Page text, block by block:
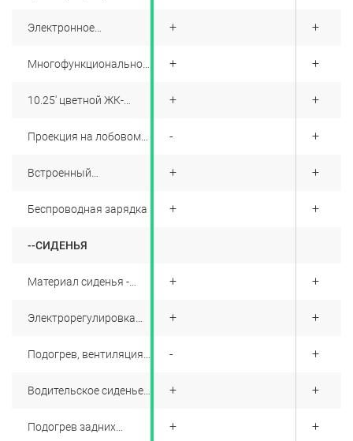
Электронное
Многофункциональное
10.25' цветной ЖК-
Проекция на лобовом
Встроенный
Беспроводная зарядка
--СИДЕНЬЯ
Материал сиденья -
Электрорегулировка
пассажирского
направления),
Подогрев, вентиляция
Водительское сиденье
Подогрев задних
+
+
+
-
+
+
-
+
+
+
+
+
+
+
-
+
+
+
+
-
+
+
+
+
+
+
+
+
+
+
+
+
+